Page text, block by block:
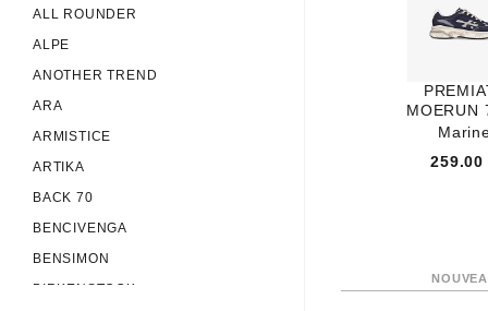
ALL ROUNDER
ALPE
ANOTHER TREND
ARA
ARMISTICE
ARTIKA
BACK 70
BENCIVENGA
BENSIMON
BIRKENSTOCK
MOERUN
259.00